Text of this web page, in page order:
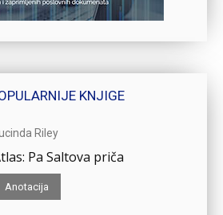
KNJIGE
Riley
Pa Saltova priča
Anotacija